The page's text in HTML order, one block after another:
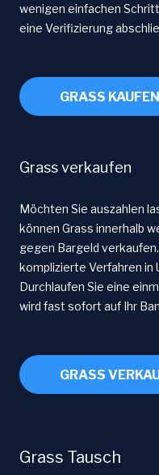
wenigen einfachen
eine Verifizierung
GRASS KAUFEN
Grass verkaufen
Möchten Sie auszahlen
können Grass innerhalb
gegen Bargeld
komplizierte Verfahren in
Durchlaufen Sie eine
wird fast sofort auf Ihr
GRASS
Grass Tausch